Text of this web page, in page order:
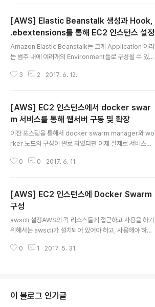
서비스를 생성한다. 이 때 작업 정의에서 사용되는 Docke
r 컨테이너의 이미지는 ECR의 각 리포지터리를 사용한다.
서비스에 대한 정의에 따라 ELB와 Auto Scaling이 구성
되어 클러스터 내 EC2 인스턴스들이 확장되거나 축소될
수 있다. 주요 구성 요소Container InstanceAmazon E
CS 에이전트를 실행 중이며 클러스터에 등록된 Amazon
[AWS] Elastic Beanstalk 생성과 Hook,
.ebextensions를 통해 EC2 인스턴스 설정
Amazon Elastic Beanstalk는 크게 Application 이라
는 범주 내에 여러개의 Environment들로 구성될 수 있
브라는 모바일 게임을 특정하는 hive Application 내에
라는 또하나의 environment가 존재할 수 있다.위 그림에
서 파란색 테두리에 해당 하는 것이 하나의 Environment
이고 그 안에 ELB와 EC2 인스턴스, Auto Scaling Grou
p등 다양한 서비들을 구성할 수가 있다. environment를
생성할 때 default로 생성을 하게되면 저비용으로 구..
3 2 2017. 6. 12.
[AWS] EC2 인스턴스에서 docker swar
m 서비스를 통해 웹서버 구동 및 확장
이전 포스팅을 통해서 docker swarm manager와 wo
rker 노드의 구성이 완료 되었다면 이제 실제로 서비스를
펴볼 차례이다. 그리고나서 간단하게 서비스를 확장하고
e ls 명령을 통해서 각 노드들과 서비스의 상태를 파악할
수 있지만 콘솔창에 출력되는 텍스트만으로는 보기가 불편
하기 때문에 visualizer를 통해 이를 시각화하여 볼 수 있
도록 한다.visualizer 구동$ docker service create
--name=viz --publish=5000:8080/tcp --constr
aint=node.r..
0 0 2017. 6. 11.
[AWS] EC2 인스턴스에 Docker Swarm
구성
awscli 설정AWS의 각 리소스들에 접근하고 사용을 하기
위해서는 awscli가 설치되어 있어야 하고, 사용해야 하는
RET_KEY가 필요하다. awscli 설치pip 설치$ sudo ap
_KEY 발급IAM > Users > 사용자 선택 > Security Cr
edentials 탭 > Create access key 해당 키의 SECR
0 1 2017. 5. 31.
이 블로그 인기글